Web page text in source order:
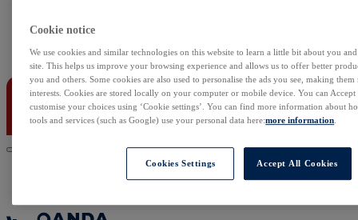
Rolowania
Kontakt
Cookie notice
We use cookies and similar technologies on this website to learn a little bit about you
site. This helps us improve your browsing experience and allows us to offer better
you and others. Some cookies are also used to personalise the ads you see, making
interests. Cookies are stored locally on your computer or mobile device. You can
customise your choices using ‘Cookie settings’. You can find more information about
tools and services (such as Google) use your personal data here:more information.
Cookies Settings Accept All Cookies